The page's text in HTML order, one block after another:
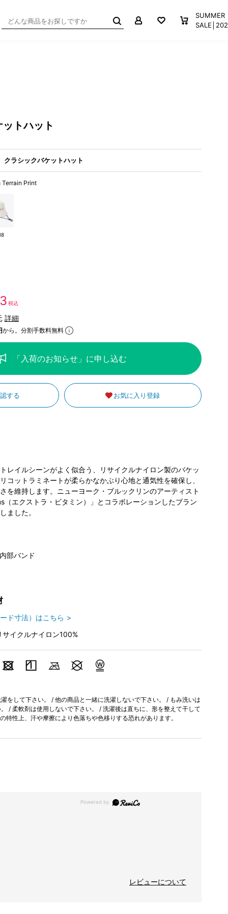
お気に入り買い物か
SUMMER
トハット
クラシックバケットハット
Terrain Print
税込
詳細
から。分割手数料無料
「入荷のお知らせ」に申し込む
する お気に入り登録
レイルシーンがよく似合う、リサイクルナイロン製のバケッ
コットラミネートが柔らかなかぶり心地と通気性を確保し、
を維持します。ニューヨーク・ブルックリンのアーティスト
（エクストラ・ビタミン）」とコラボレーションしたブラン
ました。
部バンド
ド寸法）はこちら
サイクルナイロン100%
をして下さい。 / 他の商品と一緒に洗濯しないで下さい。 / もみ洗いは
/ 柔軟剤は使用しないで下さい。 / 洗濯後は直ちに、形を整えて干して
特性上、汗や摩擦により色落ちや色移りする恐れがあります。
レビューについて